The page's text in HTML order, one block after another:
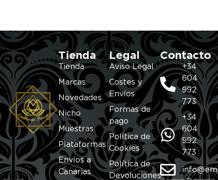
Tienda
Tienda
Marcas
Novedades
Nicho
Muestras
Plataformas
Envíos a
Canarias
Legal
Aviso Legal
Costes y
Envíos
Formas de
pago
Política de
Cookies
Política de
Devoluciones
Contacto
+34
604
992
773
+34
604
992
773